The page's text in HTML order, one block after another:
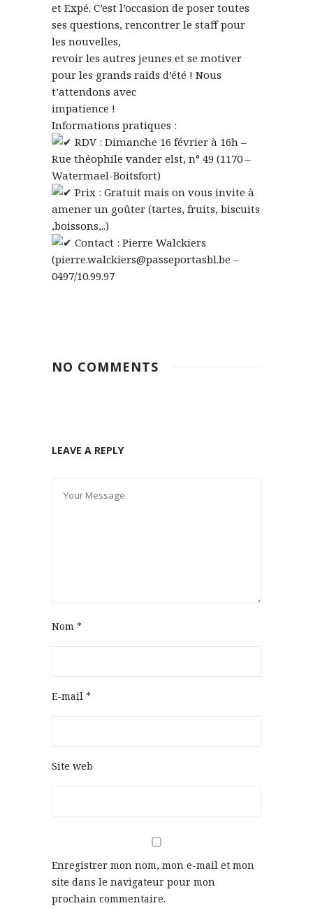
et Expé. C’est l’occasion de poser toutes
ses questions, rencontrer le staff pour
les nouvelles,
revoir les autres jeunes et se motiver
pour les grands raids d’été ! Nous
t’attendons avec
impatience !
Informations pratiques :
RDV : Dimanche 16 février à 16h –
Rue théophile vander elst, n° 49 (1170 –
Watermael-Boitsfort)
Prix : Gratuit mais on vous invite à
amener un goûter (tartes, fruits, biscuits
,boissons,..)
Contact : Pierre Walckiers
(pierre.walckiers@passeportasbl.be –
0497/10.99.97
NO COMMENTS
LEAVE A REPLY
Nom *
E-mail *
Site web
Enregistrer mon nom, mon e-mail et mon
site dans le navigateur pour mon
prochain commentaire.